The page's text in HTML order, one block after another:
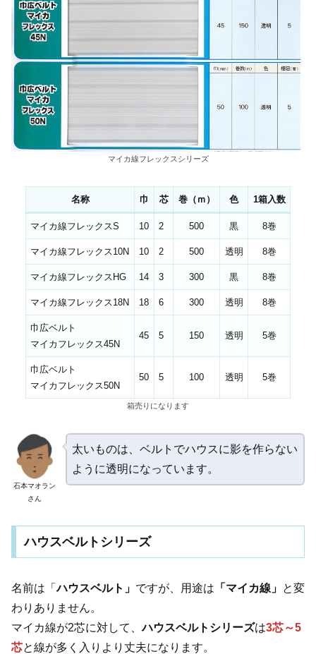
マイカ線フレックスシリーズ
名称 巾 芯 巻（ｍ） 色 1箱入数
マイカ線フレックスS 10 2 500 黒 8巻
マイカ線フレックス10N 10 2 500 透明 8巻
マイカ線フレックスHG 14 3 300 黒 8巻
マイカ線フレックス18N 18 6 300 透明 8巻
巾広ベルト
マイカフレックス45N
45 5 150 透明 5巻
巾広ベルト
マイカフレックス50N
50 5 100 透明 5巻
箱売りになります
石本マオラン
さん
太いものは、ベルトでハウスに影を作らない
ように透明になっています。
ハウスベルトシリーズ
名前は「ハウスベルト」 ですが、用途は 「マイカ線」 と変
わりありません。
マイカ線が2芯に対して、ハウスベルトシリーズは3芯～5
芯と線が多く入りより丈夫になります。